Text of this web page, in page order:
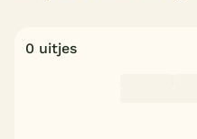
0 uitjes